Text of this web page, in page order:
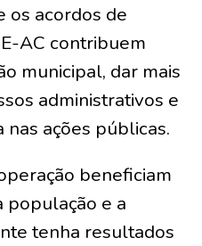
os acordos de
AC contribuem
municipal, dar mais
administrativos e
ações públicas.
beneficiam
população e a
tenha resultados